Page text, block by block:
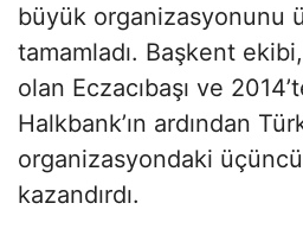
büyük organizasyonunu
tamamladı. Başkent
olan Eczacıbaşı ve
Halkbank’ın ardından
organizasyondaki üçüncü
kazandırdı.